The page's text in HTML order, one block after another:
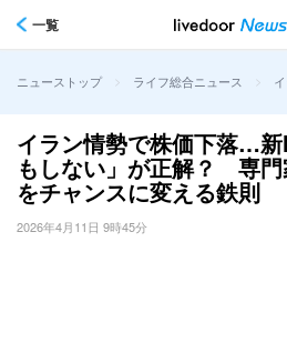
一覧
ニューストップ > ライフ総合ニュース >
イラン情勢で株価下落…
もしない」が正解？ 専
をチャンスに変える鉄則
2026年4月11日 9時45分